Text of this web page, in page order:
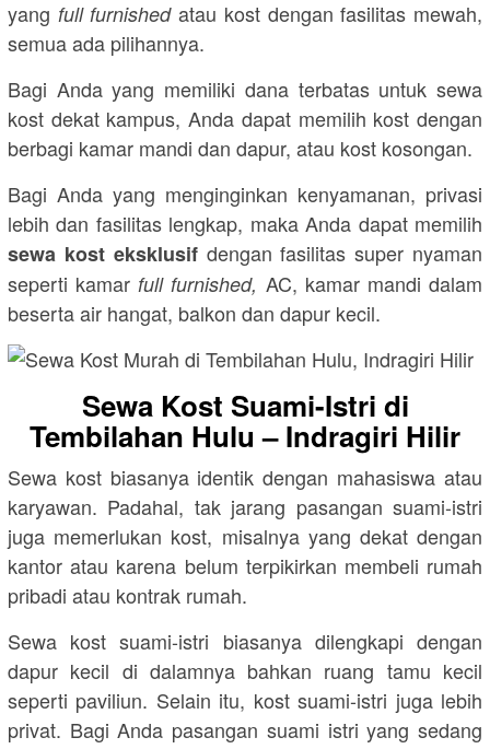
yang full furnishedatau kost dengan fasilitas mewah,
semua ada pilihannya.
Bagi Anda yang memiliki dana terbatas untuk sewa
kost dekat kampus, Anda dapat memilih kost dengan
berbagi kamar mandi dan dapur, atau kost kosongan.
Bagi Anda yang menginginkan kenyamanan, privasi
lebih dan fasilitas lengkap, maka Anda dapat memilih
sewa kost eksklusifdengan fasilitas super nyaman
seperti kamarfull furnished, AC, kamar mandi dalam
beserta air hangat, balkon dan dapur kecil.
Sewa Kost Suami-Istri di
Tembilahan Hulu – Indragiri Hilir
Sewa kost biasanya identik dengan mahasiswa atau
karyawan. Padahal, tak jarang pasangan suami-istri
juga memerlukan kost, misalnya yang dekat dengan
kantor atau karena belum terpikirkan membeli rumah
pribadi atau kontrak rumah.
Sewa kost suami-istri biasanya dilengkapi dengan
dapur kecil di dalamnya bahkan ruang tamu kecil
seperti paviliun. Selain itu, kost suami-istri juga lebih
privat. Bagi Anda pasangan suami istri yang sedang